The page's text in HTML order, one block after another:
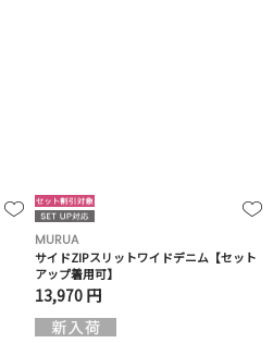
MURUA
サイドZIPスリットワイドデニム【セット
アップ着用可】
13,970 円